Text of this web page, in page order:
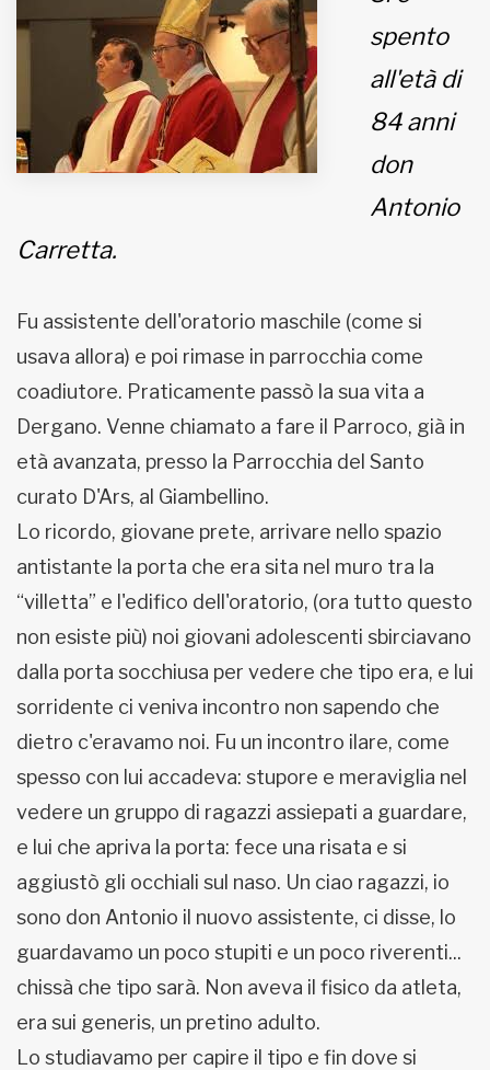
Inviateci le vostre segnalazioni
Iscriviti alla newsletter
Bernardis
Informativa sulla privacy
spento
all'età di
84 anni
don
Antonio
Carretta.
Fu assistente dell'oratorio maschile (come si
usava allora) e poi rimase in parrocchia come
coadiutore. Praticamente passò la sua vita a
Dergano. Venne chiamato a fare il Parroco, già in
età avanzata, presso la Parrocchia del Santo
curato D'Ars, al Giambellino.
Lo ricordo, giovane prete, arrivare nello spazio
antistante la porta che era sita nel muro tra la
“villetta” e l'edifico dell'oratorio, (ora tutto questo
non esiste più) noi giovani adolescenti sbirciavano
dalla porta socchiusa per vedere che tipo era, e lui
sorridente ci veniva incontro non sapendo che
dietro c'eravamo noi. Fu un incontro ilare, come
spesso con lui accadeva: stupore e meraviglia nel
vedere un gruppo di ragazzi assiepati a guardare,
e lui che apriva la porta: fece una risata e si
aggiustò gli occhiali sul naso. Un ciao ragazzi, io
sono don Antonio il nuovo assistente, ci disse, lo
guardavamo un poco stupiti e un poco riverenti...
chissà che tipo sarà. Non aveva il fisico da atleta,
era sui generis, un pretino adulto.
Lo studiavamo per capire il tipo e fin dove si